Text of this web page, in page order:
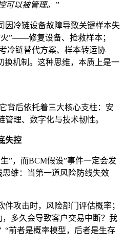
可以被管理。”
因冷链设备故障导致关键样本失
”——修复设备、抢救样本；
链替代方案、样本转运协
换机制。这种思维，本质上是一
背后依托着三大核心支柱：安
理、数字化与技术韧性。
失控
”，而BCM假设”事件一定会发
维：当第一道风险防线失效
件攻击时，风险部门评估概率；
多久会导致客户交易中断？我
“前者是概率模型，后者是生存